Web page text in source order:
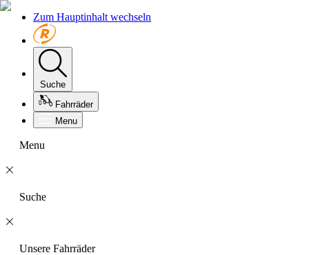
Zum Hauptinhalt wechseln
Suche
Fahrräder
Menu
Menu
Suche
Unsere Fahrräder